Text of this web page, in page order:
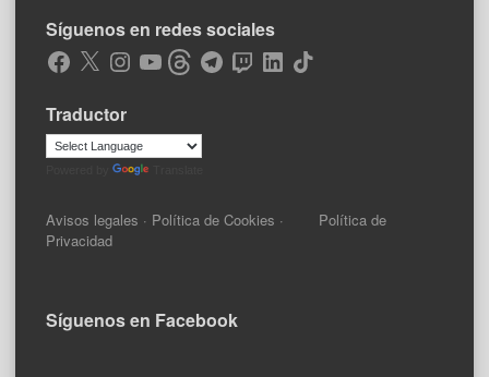
Síguenos en redes sociales
Facebook
X Instagram
YouTubeThreadsTelegramTwitchLinkedIn
TikTok
Traductor
Avisos legales · Política de Cookies · Política de
Privacidad
Síguenos en Facebook